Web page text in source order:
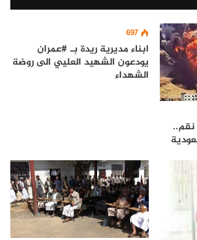
نقم..
697
ابناء مديرية ريدة بـ #عمران
يودعون الشهيد العليي الى روضة
الشهداء